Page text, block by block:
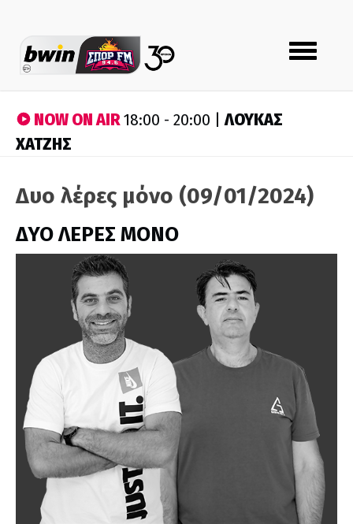
Toggle
navigation
NOW ON AIR18:00 - 20:00 |ΛΟΥΚΑΣ
ΧΑΤΖΗΣ
Δυο λέρες μόνο (09/01/2024)
ΔΥΟ ΛΕΡΕΣ ΜΟΝΟ